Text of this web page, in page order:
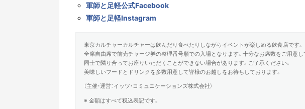
軍師と足軽公式Facebook
軍師と足軽Instagram
東京カルチャーカルチャーは飲んだり食べたりしながらイベントが楽しめる飲食店です。
全席自由席で前売チャージ券の整理番号順での入場となります。十分なお席数をご用意
同士で隣り合ってお座りいただくことができない場合があります。ご了承ください。
美味しいフードとドリンクを多数用意して皆様のお越しをお待ちしております。
（主催・運営：イッツ・コミュニケーションズ株式会社）
※ 金額はすべて税込表記です。